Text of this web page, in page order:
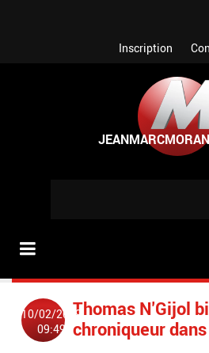
Inscription
10/02/2009
09:49
Thomas N'Gijol
chroniqueur